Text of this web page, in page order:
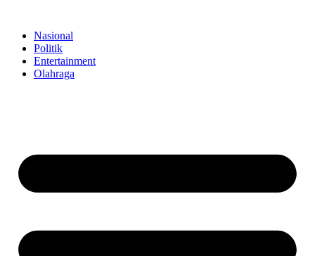
contentNasional
Politik
Entertainment
Olahraga